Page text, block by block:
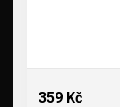
359 Kč